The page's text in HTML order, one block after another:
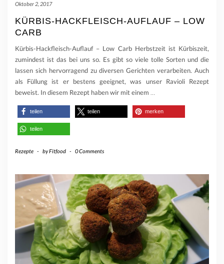
Oktober 2, 2017
KÜRBIS-HACKFLEISCH-AUFLAUF – LOW
CARB
Kürbis-Hackfleisch-Auflauf – Low Carb Herbstzeit ist Kürbiszeit,
zumindest ist das bei uns so. Es gibt so viele tolle Sorten und die
lassen sich hervorragend zu diversen Gerichten verarbeiten. Auch
als Füllung ist er bestens geeignet, was unser Ravioli Rezept
beweist. In diesem Rezept haben wir mit einem …
teilen teilen merken
teilen
Rezepte - byFitfood - 0 Comments